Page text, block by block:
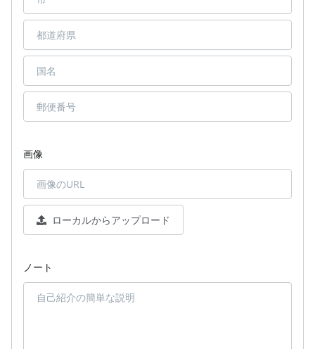
画像
ローカルからアップロード
ノート